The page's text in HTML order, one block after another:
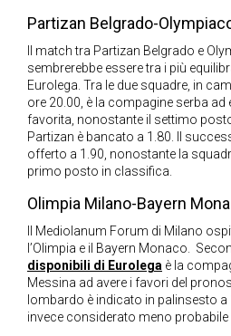
Partizan Belgrado-
Il match tra Partizan Belgrado e
sembrerebbe essere tra i più
Eurolega. Tra le due squadre, in
ore 20.00, è la compagine serba ad
favorita, nonostante il settimo
Partizan è bancato a 1.80. Il
offerto a 1.90, nonostante la
primo posto in classifica.
Olimpia Milano-Bayern
Il Mediolanum Forum di Milano
l’Olimpia e il Bayern Monaco.
disponibili di Eurolega è la
Messina ad avere i favori del
lombardo è indicato in palinsesto a
invece considerato meno probabile